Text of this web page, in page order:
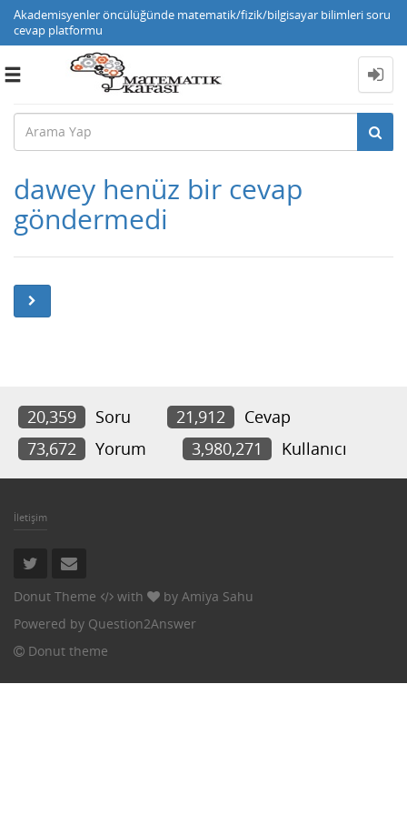
Akademisyenler öncülüğünde matematik/fizik/bilgisayar bilimleri soru
cevap platformu
Toggle
dawey henüz bir cevap
göndermedi
20,359 Soru 21,912
Cevap
73,672
Yorum 3,980,271 Kullanıcı
İletişim
Donut Theme with by Amiya Sahu
Powered by Question2Answer
Donut theme